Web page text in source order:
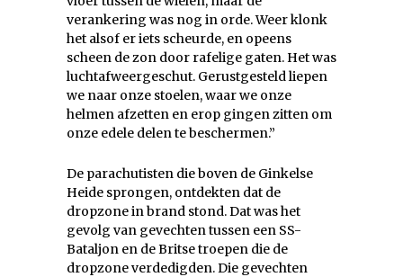
verankering was nog in orde. Weer klonk
het alsof er iets scheurde, en opeens
scheen de zon door rafelige gaten. Het was
luchtafweergeschut. Gerustgesteld liepen
we naar onze stoelen, waar we onze
helmen afzetten en erop gingen zitten om
onze edele delen te beschermen.”
De parachutisten die boven de Ginkelse
Heide sprongen, ontdekten dat de
dropzone in brand stond. Dat was het
gevolg van gevechten tussen een SS-
Bataljon en de Britse troepen die de
dropzone verdedigden. Die gevechten